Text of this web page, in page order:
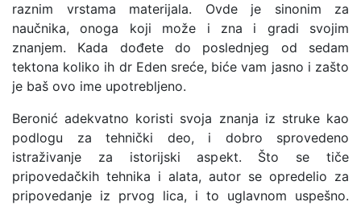
raznim vrstama materijala. Ovde je sinonim za
naučnika, onoga koji može i zna i gradi svojim
znanjem. Kada dođete do poslednjeg od sedam
tektona koliko ih dr Eden sreće, biće vam jasno i zašto
je baš ovo ime upotrebljeno.
Beronić adekvatno koristi svoja znanja iz struke kao
podlogu za tehnički deo, i dobro sprovedeno
istraživanje za istorijski aspekt. Što se tiče
pripovedačkih tehnika i alata, autor se opredelio za
pripovedanje iz prvog lica, i to uglavnom uspešno.